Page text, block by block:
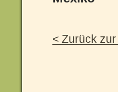
< Zurück